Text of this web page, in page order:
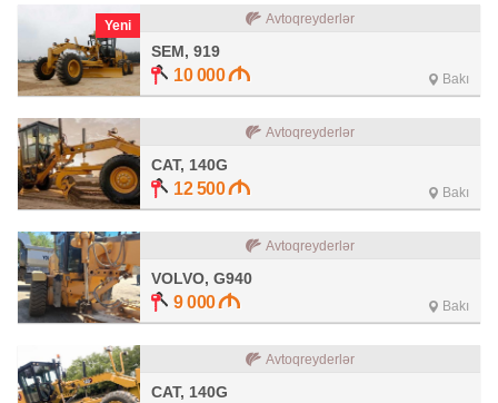
Yeni Avtoqreyderlər
SEM, 919
10 000 Bakı
Avtoqreyderlər
CAT, 140G
12 500 Bakı
Avtoqreyderlər
VOLVO, G940
9 000 Bakı
Avtoqreyderlər
CAT, 140G